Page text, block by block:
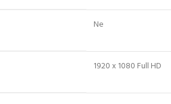
Ne
1920 x 1080 Full HD